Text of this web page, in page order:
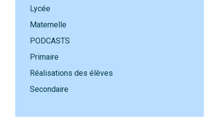
Lycée
Maternelle
PODCASTS
Primaire
Réalisations des élèves
Secondaire